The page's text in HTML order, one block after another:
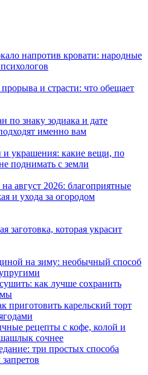
напротив кровати: народные
и страсти: что обещает
по знаку зодиака и дате
именно вам
украшения: какие вещи, по
поднимать с земли
август 2026: благоприятные
и ухода за огородом
заготовка, которая украсит
на зиму: необычный способ
как лучше сохранить
карельский торт
рецепты с кофе, колой и
сочнее
три простых способа